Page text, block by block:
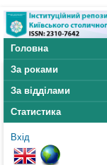
Головна
За роками
За відділами
Статистика
Вхід